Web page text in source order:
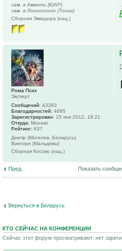
зам. в Амвоти (ЮАР)
зам. в Лонголонго (Тонга)
Сборная Эквадора (нац.)
Рома Псих
Эксперт
Сообщений: 43393
Благодарностей: 4895
Зарегистрирован: 15 янв 2012, 19:21
Откуда: Монако
Рейтинг: 637
Днепр (Могилев, Беларусь)
Виктори (Мальдивы)
Сборная Косово (нац.)
Пред. Показать
Вернуться в Беларусь
КТО СЕЙЧАС НА КОНФЕРЕНЦИИ
Сейчас этот форум просматривают: нет